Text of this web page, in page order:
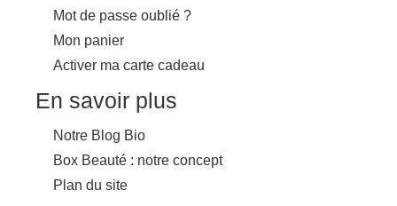
Mot de passe oublié ?
Mon panier
Activer ma carte cadeau
En savoir plus
Notre Blog Bio
Box Beauté : notre concept
Plan du site